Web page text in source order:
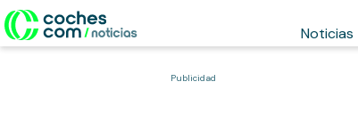
Noticias
Publicidad